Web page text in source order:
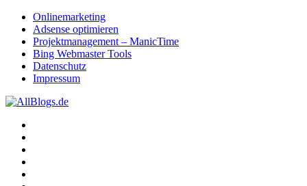
Onlinemarketing
Adsense optimieren
Projektmanagement – ManicTime
Bing Webmaster Tools
Datenschutz
Impressum